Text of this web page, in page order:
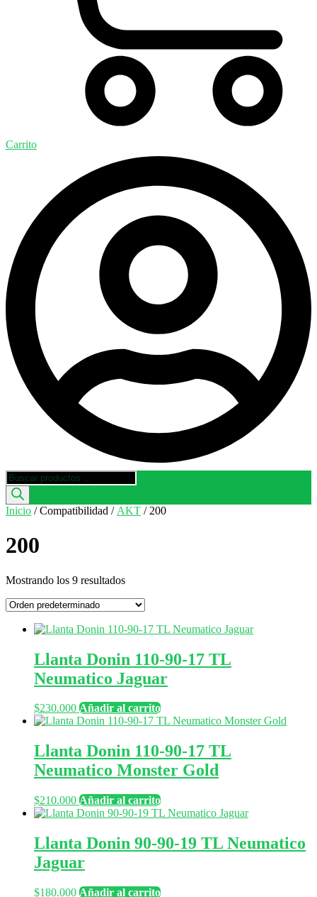
Carrito
Búsqueda
de
productos
Inicio / Compatibilidad / AKT / 200
200
Mostrando los 9 resultados
Llanta Donin 110-90-17 TL
Neumatico Jaguar
$230.000 Añadir al carrito
Llanta Donin 110-90-17 TL
Neumatico Monster Gold
$210.000 Añadir al carrito
Llanta Donin 90-90-19 TL Neumatico
Jaguar
$180.000 Añadir al carrito